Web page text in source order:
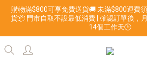
購物滿$800可享免費送貨🚚 未滿$800運費
貨📦 門市自取不設最低消費 | 確認訂單後，
14個工作天🕒